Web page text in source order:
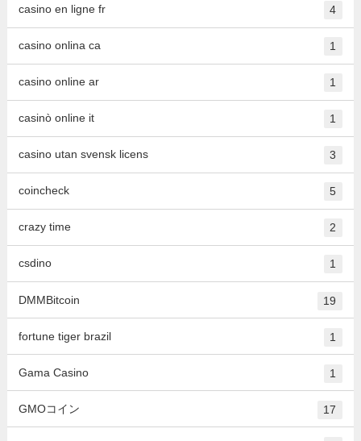
casino en ligne fr 4
casino onlina ca 1
casino online ar 1
casinò online it 1
casino utan svensk licens 3
coincheck 5
crazy time 2
csdino 1
DMMBitcoin 19
fortune tiger brazil 1
Gama Casino 1
GMOコイン 17